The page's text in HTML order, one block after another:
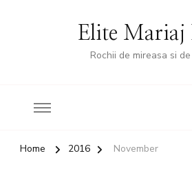
Elite Mariaj
Rochii de mireasa si
Home 2016 November